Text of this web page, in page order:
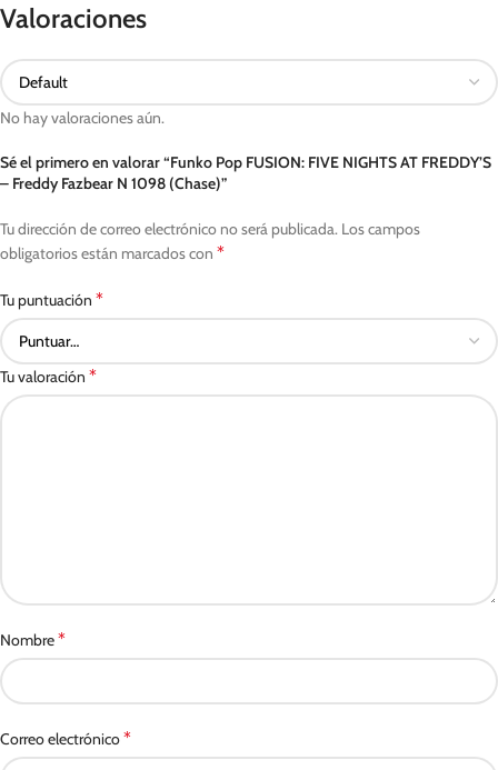
Valoraciones
No hay valoraciones aún.
Sé el primero en valorar “Funko Pop FUSION: FIVE NIGHTS AT FREDDY’S
– Freddy Fazbear N 1098 (Chase)”
Tu dirección de correo electrónico no será publicada. Los campos
obligatorios están marcados con *
Tu puntuación *
Tu valoración *
Nombre*
Correo electrónico*